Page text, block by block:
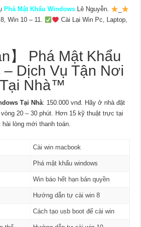
Phá Mật Khẩu Windows Lê Nguyễn.
Win 10 – 11.
Cài Lại Win Pc, Laptop,
】 Phá Mật Khẩu
– Dịch Vụ Tận Nơi
Tại Nhà™
Tại Nhà: 150.000 vnđ. Hãy ở nhà đặt
20 – 30 phút. Hơn 15 kỹ thuật trực tại
lòng mới thanh toán.
Cài win macbook
Phá mật khẩu windows
Win báo hết hạn bản quyền
Hướng dẫn tự cài win 8
Cách tạo usb boot để cài win